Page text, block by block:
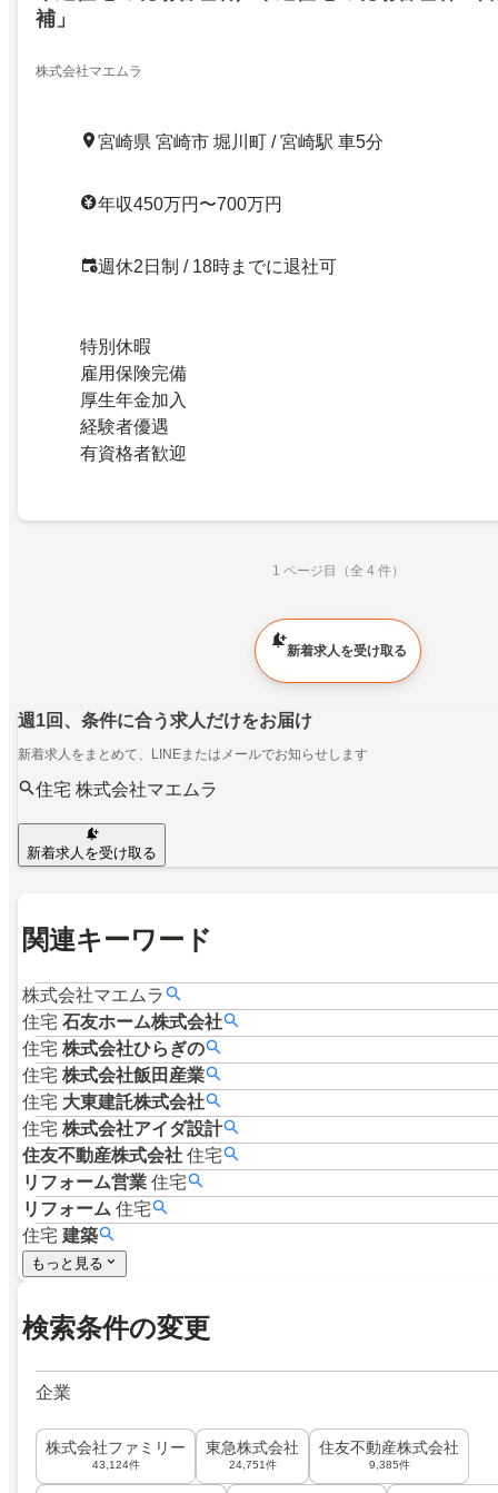
補」
株式会社マエムラ
宮崎県 宮崎市 堀川町 / 宮崎駅 車5分
年収450万円〜700万円
週休2日制 / 18時までに退社可
特別休暇
雇用保険完備
厚生年金加入
経験者優遇
有資格者歓迎
1 ページ目（全 4 件）
新着求人を受け取る
週1回、条件に合う求人だけをお届け
新着求人をまとめて、LINEまたはメールでお知らせします
住宅 株式会社マエムラ
新着求人を受け取る
関連キーワード
株式会社マエムラ
住宅 石友ホーム株式会社
住宅 株式会社ひらぎの
住宅 株式会社飯田産業
住宅 大東建託株式会社
住宅 株式会社アイダ設計
住友不動産株式会社 住宅
リフォーム営業 住宅
リフォーム 住宅
住宅 建築
もっと見る
検索条件の変更
企業
株式会社ファミリー
43,124件
東急株式会社
24,751件
住友不動産株式会社
9,385件